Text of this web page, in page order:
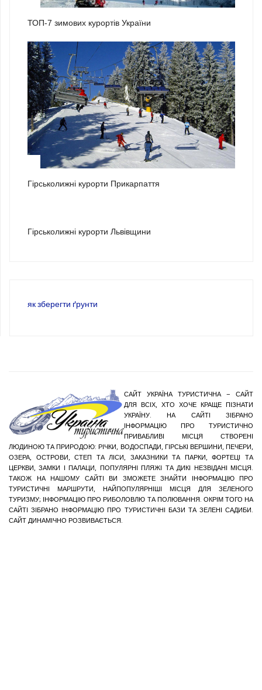
ТОП-7 зимових курортів України
Гірськолижні курорти Прикарпаття
Гірськолижні курорти Львівщини
як зберегти ґрунти
САЙТ УКРАЇНА ТУРИСТИЧНА – САЙТ
ДЛЯ ВСІХ, ХТО ХОЧЕ КРАЩЕ ПІЗНАТИ
УКРАЇНУ. НА САЙТІ ЗІБРАНО
ІНФОРМАЦІЮ ПРО ТУРИСТИЧНО
ПРИВАБЛИВІ МІСЦЯ СТВОРЕНІ
ЛЮДИНОЮ ТА ПРИРОДОЮ: РІЧКИ, ВОДОСПАДИ, ГІРСЬКІ ВЕРШИНИ, ПЕЧЕРИ,
ОЗЕРА, ОСТРОВИ, СТЕП ТА ЛІСИ, ЗАКАЗНИКИ ТА ПАРКИ, ФОРТЕЦІ ТА
ЦЕРКВИ, ЗАМКИ І ПАЛАЦИ, ПОПУЛЯРНІ ПЛЯЖІ ТА ДИКІ НЕЗВІДАНІ МІСЦЯ.
ТАКОЖ НА НАШОМУ САЙТІ ВИ ЗМОЖЕТЕ ЗНАЙТИ ІНФОРМАЦІЮ ПРО
ТУРИСТИЧНІ МАРШРУТИ, НАЙПОПУЛЯРНІШІ МІСЦЯ ДЛЯ ЗЕЛЕНОГО
ТУРИЗМУ; ІНФОРМАЦІЮ ПРО РИБОЛОВЛЮ ТА ПОЛЮВАННЯ. ОКРІМ ТОГО НА
САЙТІ ЗІБРАНО ІНФОРМАЦІЮ ПРО ТУРИСТИЧНІ БАЗИ ТА ЗЕЛЕНІ САДИБИ.
САЙТ ДИНАМІЧНО РОЗВИВАЄТЬСЯ.